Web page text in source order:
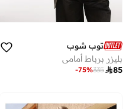
توب شوب
بليزر برباط أمامي
85
335
-75%